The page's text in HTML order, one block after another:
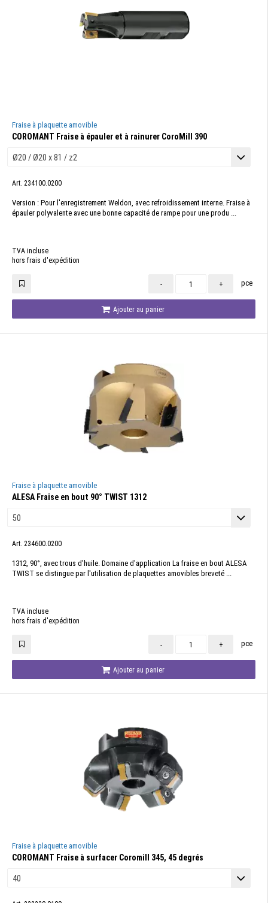
Fraise à plaquette amovible
COROMANT Fraise à épauler et à rainurer CoroMill 390
Art. 234100.0200
Version : Pour l'enregistrement Weldon, avec refroidissement interne. Fraise à
épauler polyvalente avec une bonne capacité de rampe pour une produ ...
TVA incluse
hors frais d'expédition
- + pce
Ajouter au panier
Fraise à plaquette amovible
ALESA Fraise en bout 90° TWIST 1312
Art. 234600.0200
1312, 90°, avec trous d'huile. Domaine d'application La fraise en bout ALESA
TWIST se distingue par l'utilisation de plaquettes amovibles breveté ...
TVA incluse
hors frais d'expédition
- + pce
Ajouter au panier
Fraise à plaquette amovible
COROMANT Fraise à surfacer Coromill 345, 45 degrés